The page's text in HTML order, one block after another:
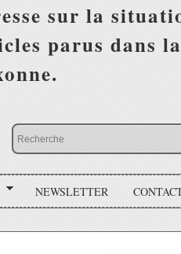
sur la
parus dans la
NEWSLETTER